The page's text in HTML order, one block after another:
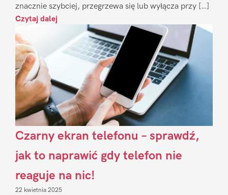
znacznie szybciej, przegrzewa się lub wyłącza przy […]
Czytaj dalej
Czarny ekran telefonu – sprawdź,
jak to naprawić gdy telefon nie
reaguje na nic!
22 kwietnia 2025